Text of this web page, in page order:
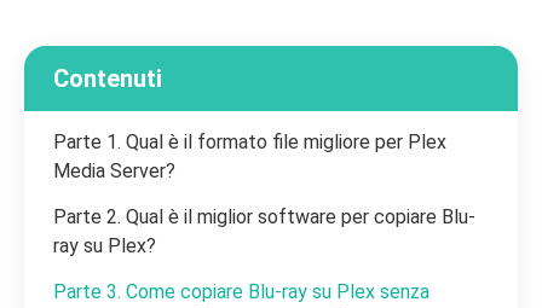
Contenuti
Parte 1. Qual è il formato file migliore per Plex
Media Server?
Parte 2. Qual è il miglior software per copiare Blu-
ray su Plex?
Parte 3. Come copiare Blu-ray su Plex senza